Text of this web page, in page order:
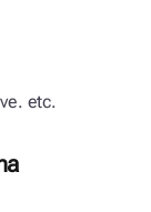
etc.